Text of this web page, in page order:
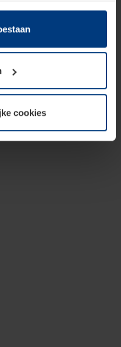
cookies op uw
is. Voor alle andere
benodigd. Uw
bij de uitleg van de
cookies